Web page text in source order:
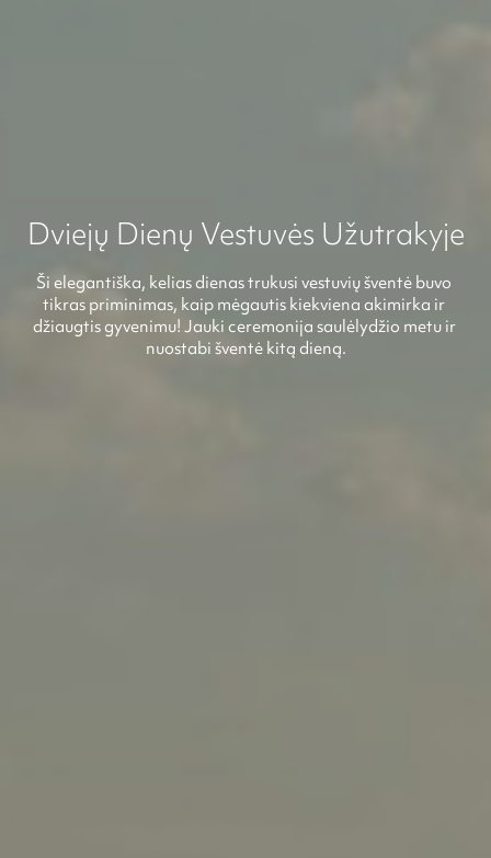
Dviejų Dienų Vestuvės Užutrakyje
Ši elegantiška, kelias dienas trukusi vestuvių šventė buvo
tikras priminimas, kaip mėgautis kiekviena akimirka ir
džiaugtis gyvenimu! Jauki ceremonija saulėlydžio metu ir
nuostabi šventė kitą dieną.